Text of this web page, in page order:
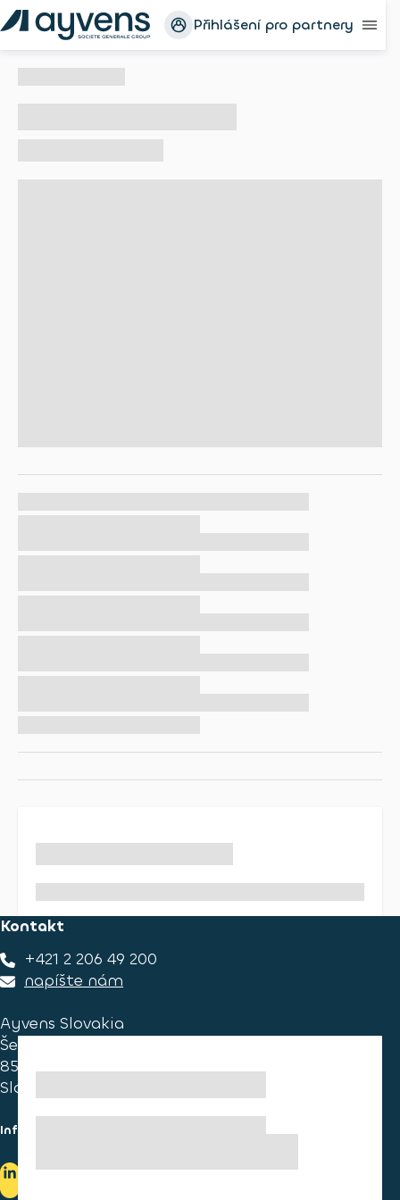
Přihlášení pro partnery
Kontakt
+421 2 206 49 200
napíšte nám
Ayvens Slovakia
Ševčenkova 34
851 01 Bratislava
Slovakia
Informace pro spotřebitele